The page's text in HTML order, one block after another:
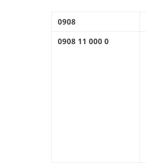
0908
0908 11 000 0